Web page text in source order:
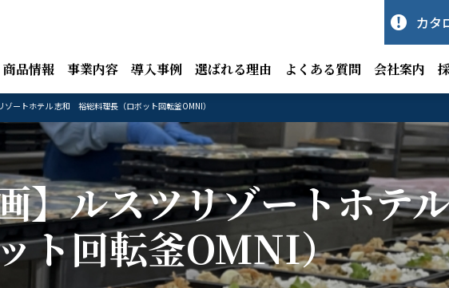
商品情報 事業内容 導入事例 選ばれる理由 よくある質問 会社案内
カタ
ゾートホテル 志和 裕総料理長（ロボット回転釜OMNI）
】ルスツリゾートホ
ト回転釜OMNI）